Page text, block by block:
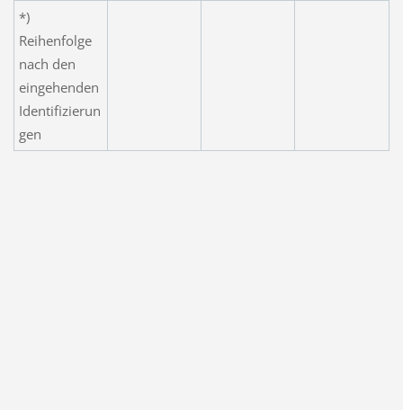
*)
Reihenfolge
nach den
eingehenden
Identifizierun
gen